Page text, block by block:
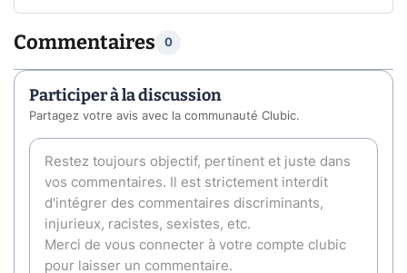
Commentaires 0
Participer à la discussion
Partagez votre avis avec la communauté Clubic.